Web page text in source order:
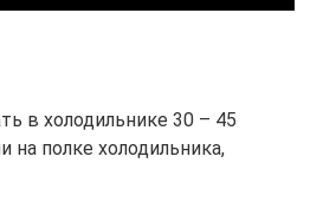
в холодильнике 30 – 45
на полке холодильника,